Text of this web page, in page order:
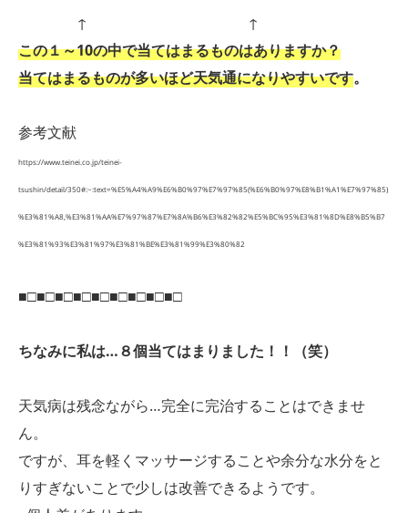
↑ ↑
この１～10の中で当てはまるものはありますか？
当てはまるものが多いほど天気通になりやすいです。
参考文献
https://www.teinei.co.jp/teinei-
tsushin/detail/350#:~:text=%E5%A4%A9%E6%B0%97%E7%97%85(%E6%B0%97%E8%B1%A1%E7%97%85)
%E3%81%A8,%E3%81%AA%E7%97%87%E7%8A%B6%E3%82%82%E5%BC%95%E3%81%8D%E8%B5%B7
%E3%81%93%E3%81%97%E3%81%BE%E3%81%99%E3%80%82
■□■□■□■□■□■□■□■□■□
ちなみに私は…８個当てはまりました！！（笑）
天気病は残念ながら…完全に完治することはできませ
ん。
ですが、耳を軽くマッサージすることや余分な水分をと
りすぎないことで少しは改善できるようです。